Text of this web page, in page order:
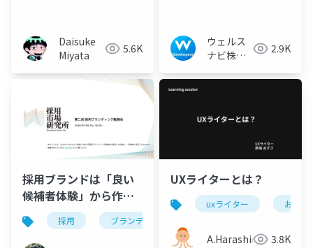
Daisuke
Miyata
5.6K
実はニュアンスが違っ
た話
ウェルス
ナビ株式
広報チー
2.9K
採用ブランドは「良い
候補者体験」から作ら
れる！？採用 ブランディング
UXライターとは？
uxライター お仕事
A.Harashima 3.8K